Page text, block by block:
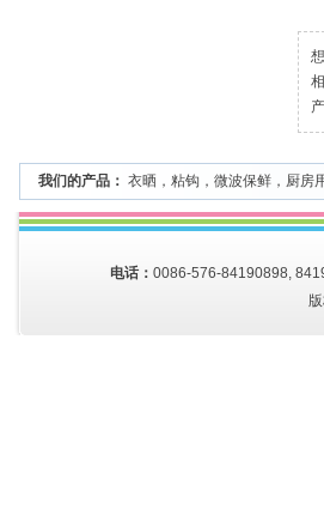
我们的产品： 衣晒 ， 粘钩 ， 微波保鲜 ， 厨房
电话： 0086-576-84190898,